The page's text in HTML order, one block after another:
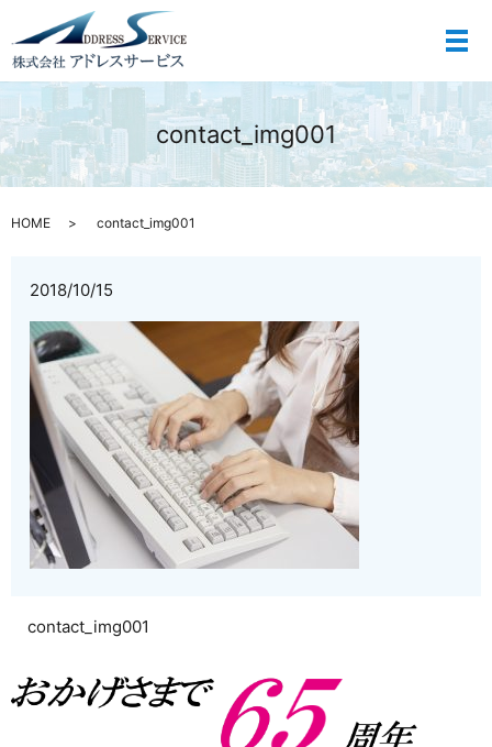
メ
contact_img001
HOME contact_img001
2018/10/15
contact_img001